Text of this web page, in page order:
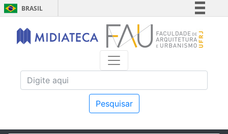
BRASIL
Simplifique!
Comunica BR
Acesso à informação
Pesquisar